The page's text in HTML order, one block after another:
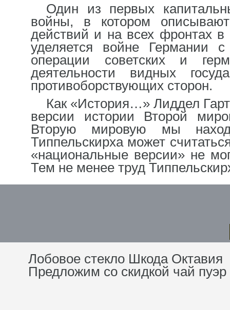
Один из первых
войны, в котором
действий и на всех фронтах в
уделяется войне Германии
операции советских и
деятельности видных
противоборствующих сторон.
Как «История…» Лиддел
версии истории Второй
Вторую мировую мы
Типпельскирха может
«национальные версии» не
Тем не менее труд
Лобовое стекло Шкода Октавия
Предложим со скидкой чай пуэр